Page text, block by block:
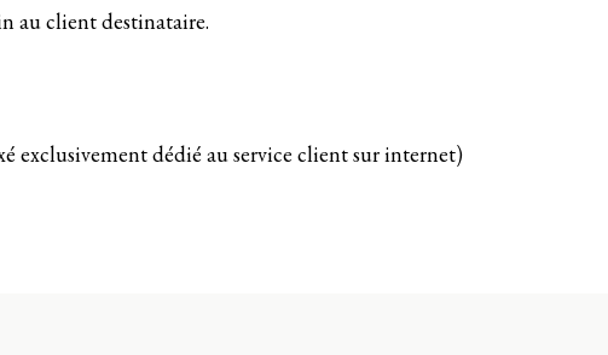
au client destinataire.
exclusivement dédié au service client sur internet)